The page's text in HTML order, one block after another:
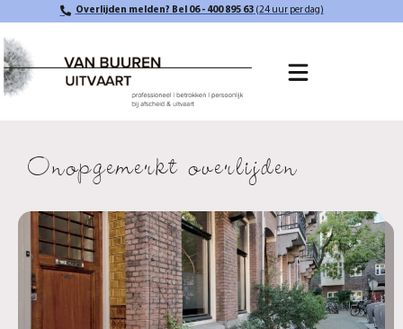
Overlijden melden? Bel 06 - 400 895 63(24 uur per dag)
Onopgemerkt overlijden